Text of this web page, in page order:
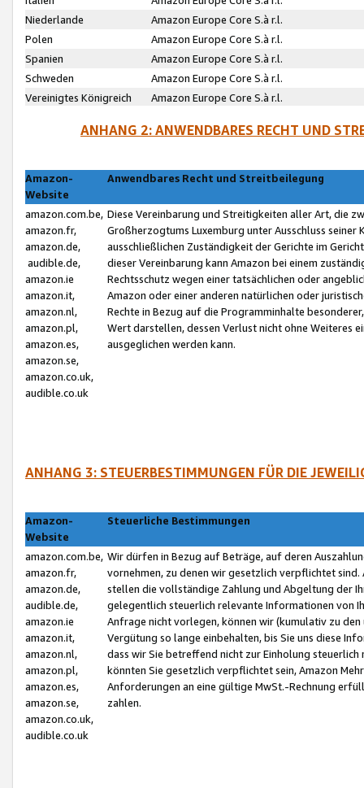
Niederlande
Amazon Europe Core S.à r.l.
Polen
Amazon Europe Core S.à r.l.
Spanien
Amazon Europe Core S.à r.l.
Schweden
Amazon Europe Core S.à r.l.
Vereinigtes Königreich
Amazon Europe Core S.à r.l.
ANHANG 2: ANWENDBARES RECHT UND
Amazon-
Website
Anwendbares Recht und Streitbeilegung
amazon.com.be,
amazon.fr,
amazon.de,
audible.de,
amazon.ie
amazon.it,
amazon.nl,
amazon.pl,
amazon.es,
amazon.se,
amazon.co.uk,
audible.co.uk
Diese Vereinbarung und Streitigkeiten aller Art, die
Großherzogtums Luxemburg unter Ausschluss
ausschließlichen Zuständigkeit der Gerichte im
dieser Vereinbarung kann Amazon bei einem
Rechtsschutz wegen einer tatsächlichen oder
Amazon oder einer anderen natürlichen oder
Rechte in Bezug auf die Programminhalte
Wert darstellen, dessen Verlust nicht ohne Weiteres
ausgeglichen werden kann.
ANHANG 3: STEUERBESTIMMUNGEN FÜR DIE
Amazon-
Website
Steuerliche Bestimmungen
amazon.com.be,
amazon.fr,
amazon.de,
audible.de,
amazon.ie
amazon.it,
amazon.nl,
amazon.pl,
amazon.es,
amazon.se,
amazon.co.uk,
audible.co.uk
Wir dürfen in Bezug auf Beträge, auf deren
vornehmen, zu denen wir gesetzlich verpflichtet
stellen die vollständige Zahlung und Abgeltung der
gelegentlich steuerlich relevante Informationen von
Anfrage nicht vorlegen, können wir (kumulativ zu
Vergütung so lange einbehalten, bis Sie uns diese
dass wir Sie betreffend nicht zur Einholung
könnten Sie gesetzlich verpflichtet sein, Amazon
Anforderungen an eine gültige MwSt.-Rechnung
zahlen.